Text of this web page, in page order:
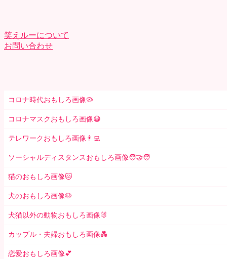
笑えルーについて
お問い合わせ
コロナ時代おもしろ画像🦠
コロナマスクおもしろ画像😷
テレワークおもしろ画像👨‍💻
ソーシャルディスタンスおもしろ画像🧑‍🤝‍🧑
猫のおもしろ画像🐱
犬のおもしろ画像🐶
犬猫以外の動物おもしろ画像🐰
カップル・夫婦おもしろ画像💑
恋愛おもしろ画像💕